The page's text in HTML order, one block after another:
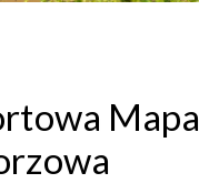
Mapa